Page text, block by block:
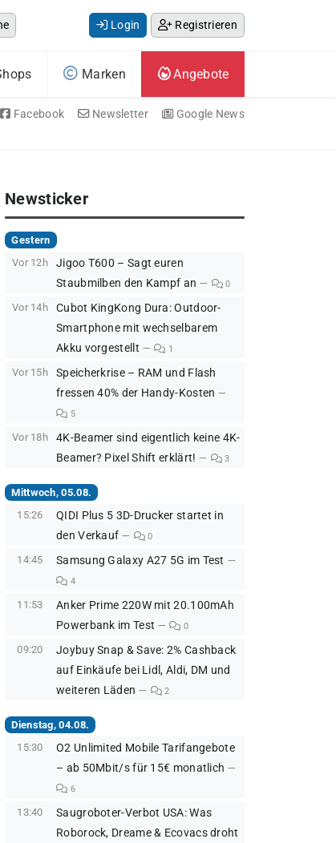
Login Registrieren
Marken Angebote
Facebook Newsletter Google News
Newsticker
Gestern
Vor 12h
Jigoo T600 – Sagt euren
Staubmilben den Kampf an
0
Vor 14h
Cubot KingKong Dura: Outdoor-
Smartphone mit wechselbarem
Akku vorgestellt
1
Vor 15h
Speicherkrise – RAM und Flash
fressen 40% der Handy-Kosten
5
Vor 18h
4K-Beamer sind eigentlich keine 4K-
Beamer? Pixel Shift erklärt!
3
Mittwoch, 05.08.
15:26
QIDI Plus 5 3D-Drucker startet in
den Verkauf
0
14:45 Samsung Galaxy A27 5G im Test
4
11:53
Anker Prime 220W mit 20.100mAh
Powerbank im Test
0
09:20
Joybuy Snap & Save: 2% Cashback
auf Einkäufe bei Lidl, Aldi, DM und
weiteren Läden
2
Dienstag, 04.08.
15:30
O2 Unlimited Mobile Tarifangebote
– ab 50Mbit/s für 15€ monatlich
6
13:40
Saugroboter-Verbot USA: Was
Roborock, Dreame & Ecovacs droht